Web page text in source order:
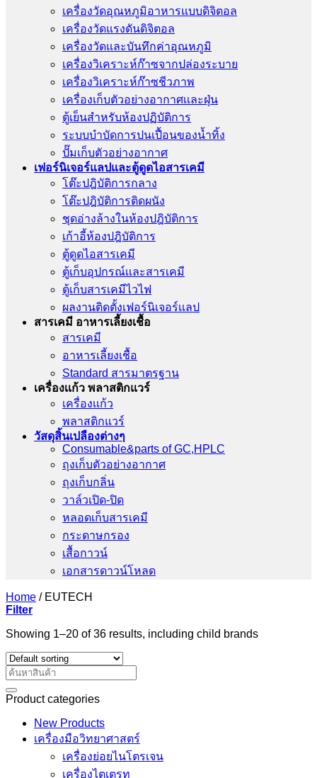
เครื่องวัดอุณหภูมิอาหารแบบดิจิตอล
เครื่องวัดแรงดันดิจิตอล
เครื่องวัดและบันทึกค่าอุณหภูมิ
เครื่องวิเคราะห์ก๊าซจากปล่องระบาย
เครื่องวิเคราะห์ก๊าซชีวภาพ
เครื่องเก็บตัวอย่างอากาศเเละฝุ่น
ตู้เย็นสำหรับห้องปฏิบัติการ
ระบบบำบัดการปนเปื้อนของน้ำทิ้ง
ปั๊มเก็บตัวอย่างอากาศ
เฟอร์นิเจอร์แลปและตู้ดูดไอสารเคมี
โต๊ะปฎิบัติการกลาง
โต๊ะปฎิบัติการติดผนัง
ชุดอ่างล้างในห้องปฎิบัติการ
เก้าอี้ห้องปฎิบัติการ
ตู้ดูดไอสารเคมี
ตู้เก็บอุปกรณ์เเละสารเคมี
ตู้เก็บสารเคมีไวไฟ
ผลงานติดตั้งเฟอร์นิเจอร์เเลป
สารเคมี อาหารเลี้ยงเชื้อ
สารเคมี
อาหารเลี้ยงเชื้อ
Standard สารมาตรฐาน
เครื่องเเก้ว พลาสติกแวร์
เครื่องเเก้ว
พลาสติกแวร์
วัสดุสิ้นเปลืองต่างๆ
Consumable&parts of GC,HPLC
ถุงเก็บตัวอย่างอากาศ
ถุงเก็บกลิ่น
วาล์วเปิด-ปิด
หลอดเก็บสารเคมี
กระดาษกรอง
เสื้อกาวน์
เอกสารดาวน์โหลด
Home /EUTECH
Filter
Showing 1–20 of 36 results, including child brands
Search
for:
Product categories
New Products
เครื่องมือวิทยาศาสตร์
เครื่องย่อยไนโตรเจน
เครื่องไตเตรท